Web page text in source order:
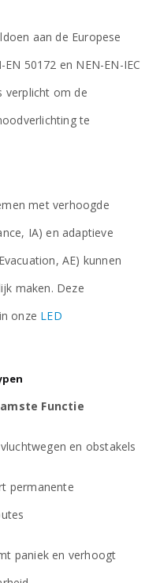
aan de Europese
50172 en NEN-EN-IEC
verplicht om de
te
met verhoogde
IA) en adaptieve
AE) kunnen
maken. Deze
onze LED
Functie
en obstakels
permanente
paniek en verhoogt